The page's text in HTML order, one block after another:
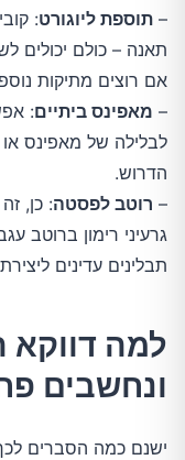
– תוספת ליוגורט:
תאנה – כולם יכולים
אם רוצים מתיקות
– מאפינס ביתיים:
לבלילה של מאפינס
הדרוש.
– רוטב לפסטה: כן,
גרעיני רימון ברוטב
תבלינים עדינים
למה דווקא
ונחשבים
ישנם כמה הסברים